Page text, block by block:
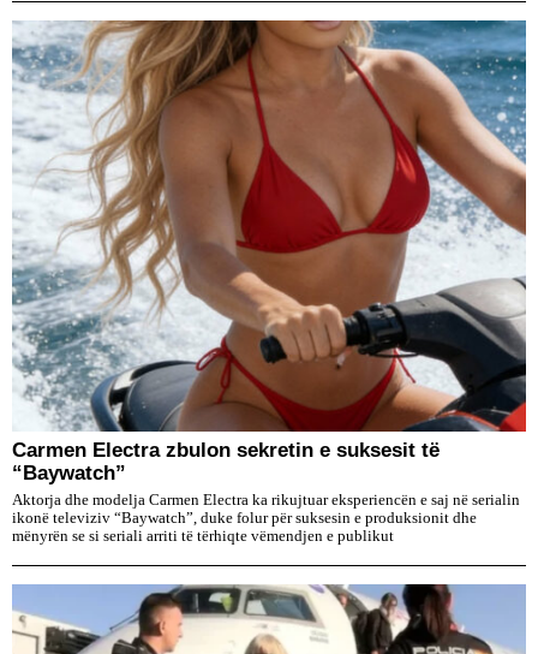
Carmen Electra zbulon sekretin e suksesit të
“Baywatch”
Aktorja dhe modelja Carmen Electra ka rikujtuar eksperiencën e saj në serialin
ikonë televiziv “Baywatch”, duke folur për suksesin e produksionit dhe
mënyrën se si seriali arriti të tërhiqte vëmendjen e publikut